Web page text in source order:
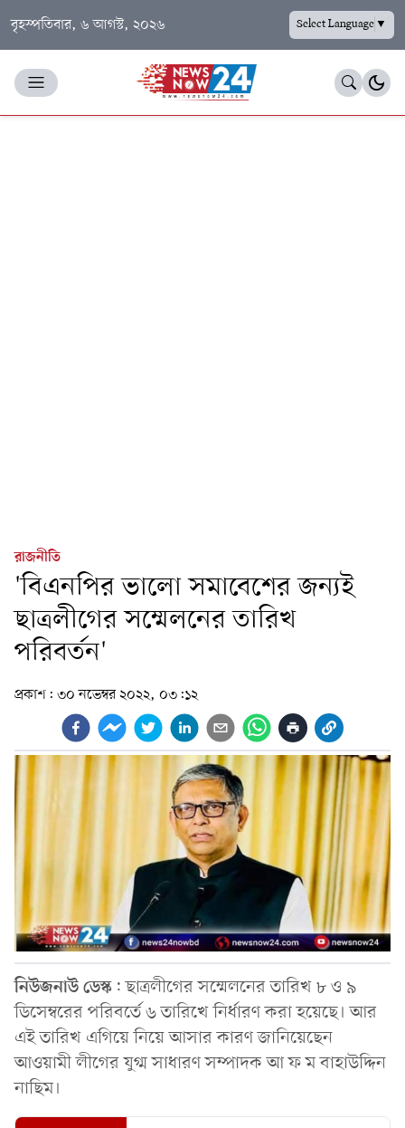
বৃহস্পতিবার, ৬ আগস্ট, ২০২৬ Select Language▼
রাজনীতি
'বিএনপির ভালো সমাবেশের জন্যই
ছাত্রলীগের সম্মেলনের তারিখ
পরিবর্তন'
প্রকাশ: ৩০ নভেম্বর ২০২২, ০৩:১২
নিউজনাউডেস্ক : ছাত্রলীগের সম্মেলনের তারিখ ৮ ও ৯
ডিসেম্বরের পরিবর্তে ৬ তারিখে নির্ধারণ করা হয়েছে। আর
এই তারিখ এগিয়ে নিয়ে আসার কারণ জানিয়েছেন
আওয়ামী লীগের যুগ্ম সাধারণ সম্পাদক আ ফ ম বাহাউদ্দিন
নাছিম।